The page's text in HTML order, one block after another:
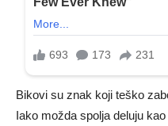
Bikovi su znak koji teško
Iako možda spolja deluju